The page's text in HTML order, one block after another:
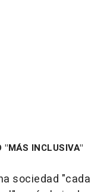
"MÁS INCLUSIVA"
sociedad "cada